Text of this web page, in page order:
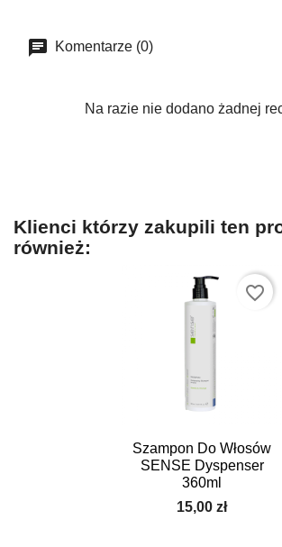
Komentarze (0)
Na razie nie dodano żadnej
Klienci którzy zakupili ten
również:
Szampon Do Włosów
SENSE Dyspenser
360ml
15,00 zł
favorite_border